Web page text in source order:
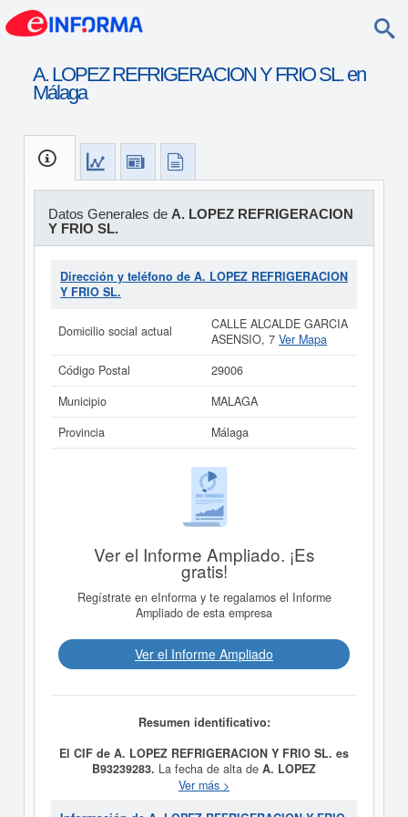
A. LOPEZ REFRIGERACION Y FRIO SL. en
Málaga
Datos Generales de A. LOPEZ REFRIGERACION
Y FRIO SL.
Dirección y teléfono de A. LOPEZ REFRIGERACION
Y FRIO SL.
Domicilio social actual
CALLE ALCALDE GARCIA
ASENSIO, 7 Ver Mapa
Código Postal
29006
Municipio
MALAGA
Provincia
Málaga
Ver el Informe Ampliado. ¡Es
gratis!
Regístrate en eInforma y te regalamos el Informe
Ampliado de esta empresa
Ver el Informe Ampliado
Resumen identificativo:
El CIF de A. LOPEZ REFRIGERACION Y FRIO SL. es
B93239283. La fecha de alta de A. LOPEZ
REFRIGERACION Y FRIO SL.fue el día 12/02/2013,
constituyendo su meta como Compraventa y reparación
Ver más >